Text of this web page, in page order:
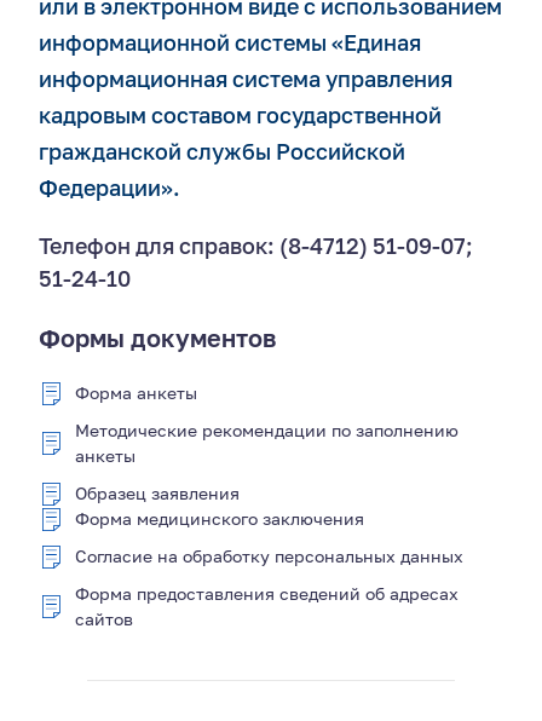
или в электронном виде с использованием
информационной системы «Единая
информационная система управления
кадровым составом государственной
гражданской службы Российской
Федерации».
Телефон для справок: (8-4712) 51-09-07;
51-24-10
Формы документов
Форма анкеты
Методические рекомендации по заполнению
анкеты
Образец заявления
Форма медицинского заключения
Согласие на обработку персональных данных
Форма предоставления сведений об адресах
сайтов